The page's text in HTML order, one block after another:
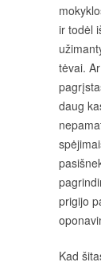
ir todėl
tėvai.
daug
prigijo
Kad